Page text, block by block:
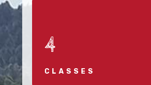
4
CLASSES